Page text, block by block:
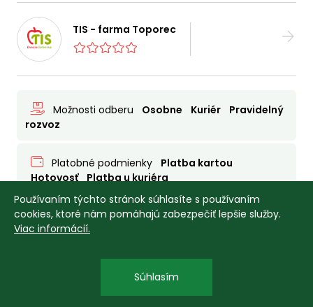
TIS - farma Toporec
 Možnosti odberu Osobne Kuriér
Pravidelný
rozvoz
 Platobné podmienky
Platba kartou
Hotovosť
Platba u kuriéra
PRED 2 ROKMI
Používaním týchto stránok súhlasíte s používaním
cookies, ktoré nám pomáhajú zabezpečiť lepšie služby.
Viac informácií.
Súhlasím